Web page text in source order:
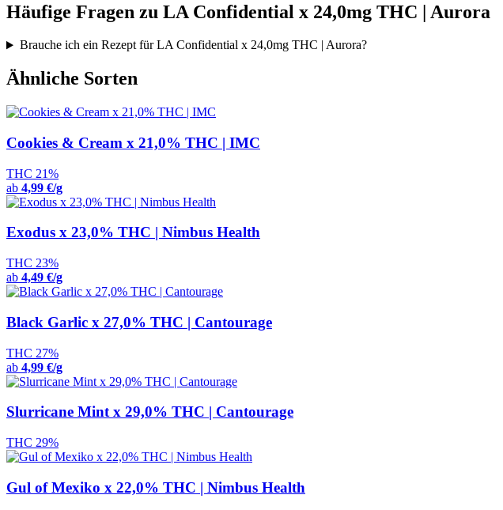
Häufige Fragen zu LA Confidential x 24,0mg THC | Aurora
Brauche ich ein Rezept für LA Confidential x 24,0mg THC | Aurora?
Ähnliche Sorten
Cookies & Cream x 21,0% THC | IMC
THC 21%
ab 4,99 €/g
Exodus x 23,0% THC | Nimbus Health
THC 23%
ab 4,49 €/g
Black Garlic x 27,0% THC | Cantourage
THC 27%
ab 4,99 €/g
Slurricane Mint x 29,0% THC | Cantourage
THC 29%
Gul of Mexiko x 22,0% THC | Nimbus Health